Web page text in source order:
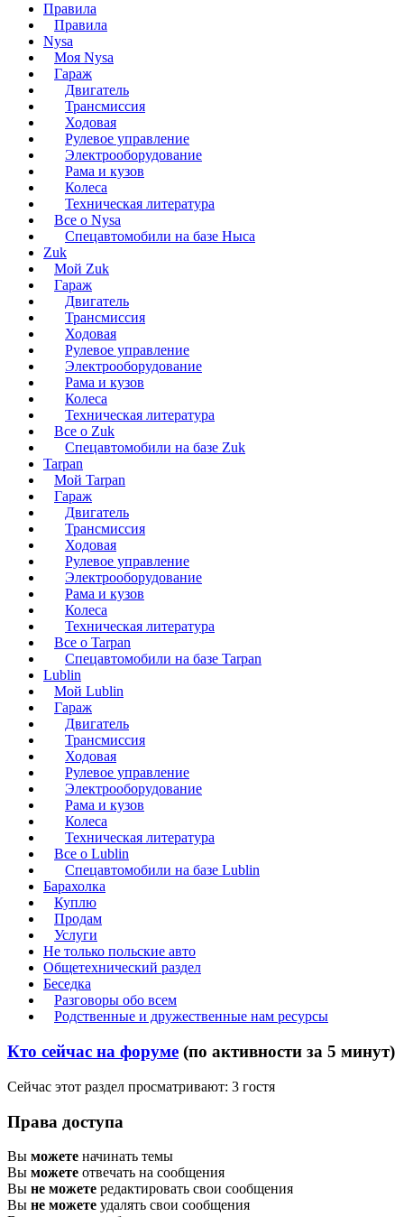
Правила
Правила
Nysa
Моя Nysa
Гараж
Двигатель
Трансмиссия
Ходовая
Рулевое управление
Электрооборудование
Рама и кузов
Колеса
Техническая литература
Все о Nysa
Спецавтомобили на базе Ныса
Zuk
Мой Zuk
Гараж
Двигатель
Трансмиссия
Ходовая
Рулевое управление
Электрооборудование
Рама и кузов
Колеса
Техническая литература
Все о Zuk
Спецавтомобили на базе Zuk
Tarpan
Мой Tarpan
Гараж
Двигатель
Трансмиссия
Ходовая
Рулевое управление
Электрооборудование
Рама и кузов
Колеса
Техническая литература
Все о Tarpan
Спецавтомобили на базе Tarpan
Lublin
Мой Lublin
Гараж
Двигатель
Трансмиссия
Ходовая
Рулевое управление
Электрооборудование
Рама и кузов
Колеса
Техническая литература
Все о Lublin
Спецавтомобили на базе Lublin
Барахолка
Куплю
Продам
Услуги
Не только польские авто
Общетехнический раздел
Беседка
Разговоры обо всем
Родственные и дружественные нам ресурсы
Кто сейчас на форуме (по активности за 5 минут)
Сейчас этот раздел просматривают: 3 гостя
Права доступа
Вы можете начинать темы
Вы можете отвечать на сообщения
Вы не можете редактировать свои сообщения
Вы не можете удалять свои сообщения